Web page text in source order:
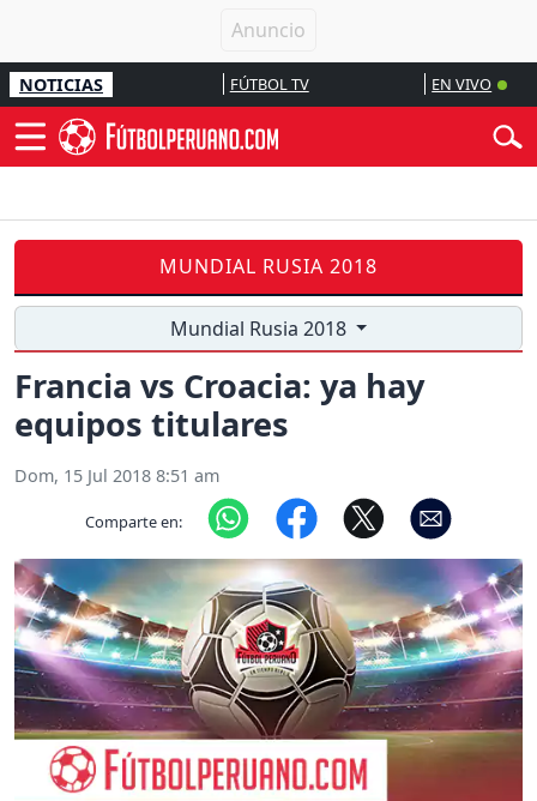
NOTICIAS FÚTBOL TV EN VIVO
MUNDIAL RUSIA 2018
Mundial Rusia 2018
Francia vs Croacia: ya hay
equipos titulares
Dom, 15 Jul 2018 8:51 am
Comparte en: